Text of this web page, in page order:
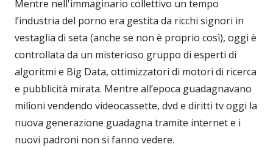
Mentre nell'immaginario collettivo un tempo
l’industria del porno era gestita da ricchi signori in
vestaglia di seta (anche se non è proprio così), oggi è
controllata da un misterioso gruppo di esperti di
algoritmi e Big Data, ottimizzatori di motori di ricerca
e pubblicità mirata. Mentre all’epoca guadagnavano
milioni vendendo videocassette, dvd e diritti tv oggi la
nuova generazione guadagna tramite internet e i
nuovi padroni non si fanno vedere.